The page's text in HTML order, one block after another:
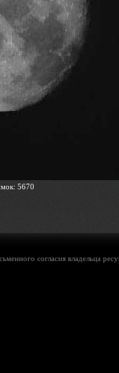
5670
согласия владельца